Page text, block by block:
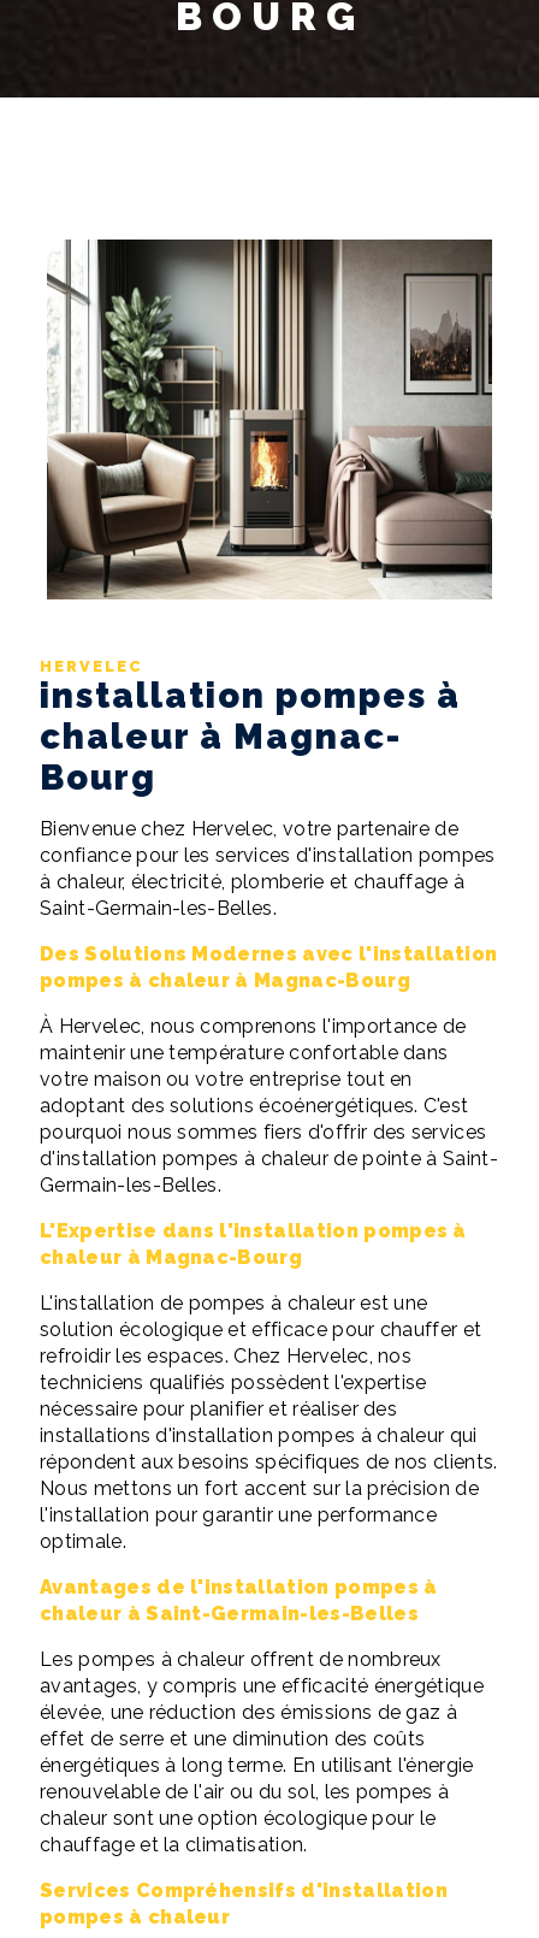
BOURG
HERVELEC
installation pompes à
chaleur à Magnac-
Bourg
Bienvenue chez Hervelec, votre partenaire de
confiance pour les services d'installation pompes
à chaleur, électricité, plomberie et chauffage à
Saint-Germain-les-Belles.
Des Solutions Modernes avec l'installation
pompes à chaleur à Magnac-Bourg
À Hervelec, nous comprenons l'importance de
maintenir une température confortable dans
votre maison ou votre entreprise tout en
adoptant des solutions écoénergétiques. C'est
pourquoi nous sommes fiers d'offrir des services
d'installation pompes à chaleur de pointe à Saint-
Germain-les-Belles.
L'Expertise dans l'installation pompes à
chaleur à Magnac-Bourg
L'installation de pompes à chaleur est une
solution écologique et efficace pour chauffer et
refroidir les espaces. Chez Hervelec, nos
techniciens qualifiés possèdent l'expertise
nécessaire pour planifier et réaliser des
installations d'installation pompes à chaleur qui
répondent aux besoins spécifiques de nos clients.
Nous mettons un fort accent sur la précision de
l'installation pour garantir une performance
optimale.
Avantages de l'installation pompes à
chaleur à Saint-Germain-les-Belles
Les pompes à chaleur offrent de nombreux
avantages, y compris une efficacité énergétique
élevée, une réduction des émissions de gaz à
effet de serre et une diminution des coûts
énergétiques à long terme. En utilisant l'énergie
renouvelable de l'air ou du sol, les pompes à
chaleur sont une option écologique pour le
chauffage et la climatisation.
Services Compréhensifs d'installation
pompes à chaleur